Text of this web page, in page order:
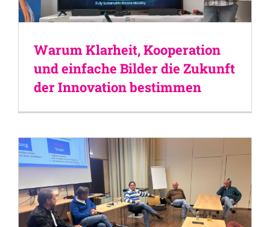
Warum Klarheit, Kooperation
und einfache Bilder die Zukunft
der Innovation bestimmen